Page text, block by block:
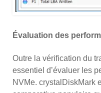
Évaluation des
Outre la vérification du
essentiel d’évaluer les
NVMe. crystalDiskMark